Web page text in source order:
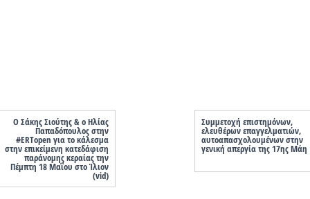
O Σάκης Σιούτης & ο Ηλίας
Παπαδόπουλος στην
#ERTopen για το κάλεσμα
στην επικείμενη κατεδάφιση
παράνομης κεραίας την
Πέμπτη 18 Μαΐου στο Ίλιον
(vid)
Συμμετοχή επιστημόνων,
ελευθέρων επαγγελματιών,
αυτοαπασχολουμένων στην
γενική απεργία της 17ης Μάη